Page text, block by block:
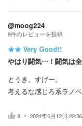
@moog224
9件のレビューを投稿
★★ Very Good!!
やはり闘気…！闘気は
とうき、すげー。
考えるな感じろ系ラノベ
8 2024年6月12日 22:36